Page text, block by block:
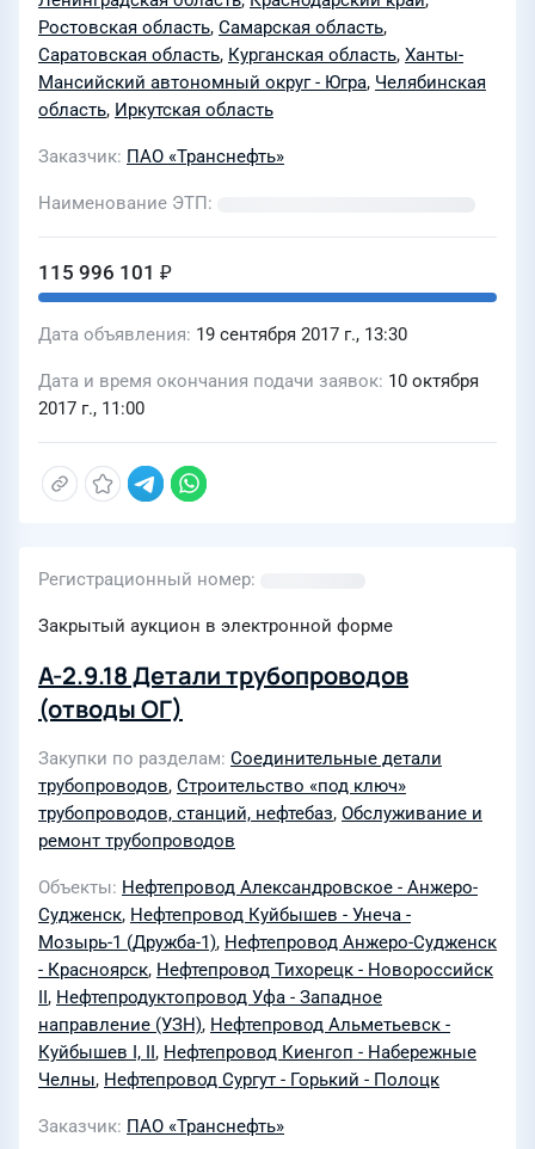
Ростовская область, Самарская область,
Саратовская область, Курганская область, Ханты-
Мансийский автономный округ - Югра, Челябинская
область, Иркутская область
Заказчик ПАО «Транснефть»
Наименование ЭТП
115 996 101 ₽
Дата объявления 19 сентября 2017 г., 13:30
Дата и время окончания подачи заявок 10 октября
2017 г., 11:00
Регистрационный номер
Закрытый аукцион в электронной форме
А-2.9.18 Детали трубопроводов
(отводы ОГ)
Закупки по разделам Соединительные детали
трубопроводов, Строительство «под ключ»
трубопроводов, станций, нефтебаз, Обслуживание и
ремонт трубопроводов
Объекты Нефтепровод Александровское - Анжеро-
Судженск, Нефтепровод Куйбышев - Унеча -
Мозырь-1 (Дружба-1), Нефтепровод Анжеро-Судженск
- Красноярск, Нефтепровод Тихорецк - Новороссийск
II, Нефтепродуктопровод Уфа - Западное
направление (УЗН), Нефтепровод Альметьевск -
Куйбышев I, II, Нефтепровод Киенгоп - Набережные
Челны, Нефтепровод Сургут - Горький - Полоцк
Заказчик ПАО «Транснефть»